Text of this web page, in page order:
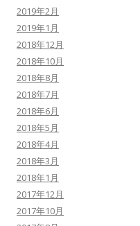
2019年2月
2019年1月
2018年12月
2018年10月
2018年8月
2018年7月
2018年6月
2018年5月
2018年4月
2018年3月
2018年1月
2017年12月
2017年10月